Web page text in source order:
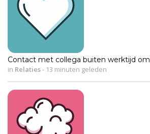
Contact met collega buiten werktijd om
in Relaties- 13 minuten geleden